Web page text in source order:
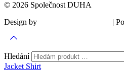
© 2026 Společnost DUHA
Design by
|
Hledání
Jacket Shirt